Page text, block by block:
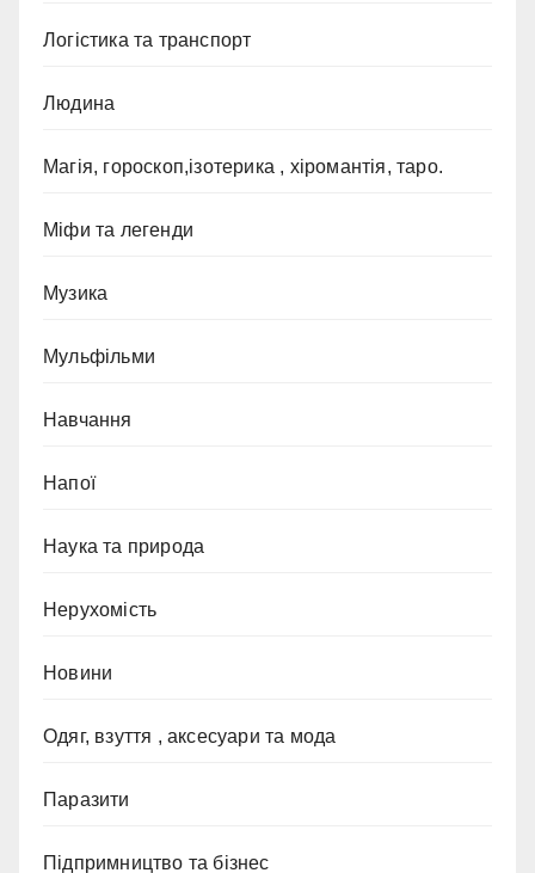
Логістика та транспорт
Людина
Магія, гороскоп,ізотерика , хіромантія, таро.
Міфи та легенди
Музика
Мульфільми
Навчання
Напої
Наука та природа
Нерухомість
Новини
Одяг, взуття , аксесуари та мода
Паразити
Підпримництво та бізнес